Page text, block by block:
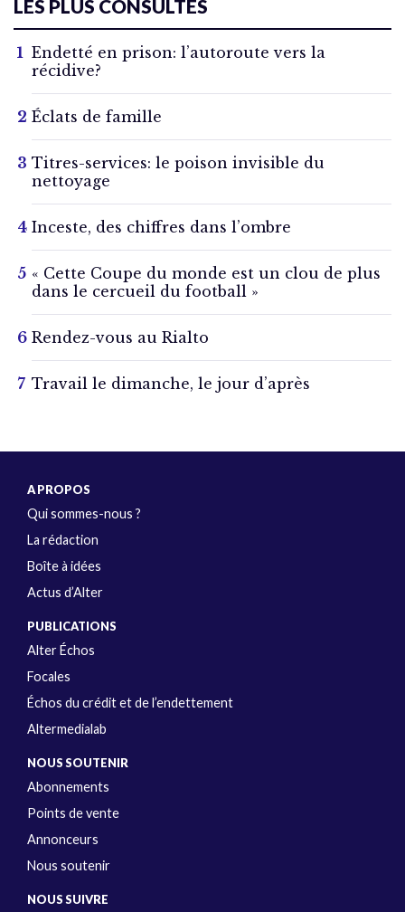
LES PLUS CONSULTÉS
Endetté en prison: l’autoroute vers la
récidive?
Éclats de famille
Titres-services: le poison invisible du
nettoyage
Inceste, des chiffres dans l’ombre
« Cette Coupe du monde est un clou de plus
dans le cercueil du football »
Rendez-vous au Rialto
Travail le dimanche, le jour d’après
A PROPOS
Qui sommes-nous ?
La rédaction
Boîte à idées
Actus d’Alter
PUBLICATIONS
Alter Échos
Focales
Échos du crédit et de l’endettement
Altermedialab
NOUS SOUTENIR
Abonnements
Points de vente
Annonceurs
Nous soutenir
NOUS SUIVRE